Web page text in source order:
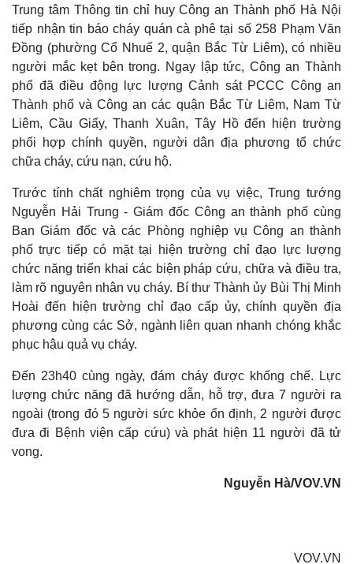
Pháp luật
Vụ án
Tin nóng
Tư vấn luật
Quân sự - Quốc phòng
Vũ khí
Việt Nam
Phân tích
Thể thao
Bóng đá
Lịch thi đấu bóng đá
Thế giới thể thao
Hậu trường
Ô tô - Xe máy
Ô tô
Xe máy
Tư vấn
Trung tâm Thông tin chỉ huy Công an Thành phố Hà Nội
tiếp nhận tin báo cháy quán cà phê tại số 258 Phạm Văn
Đồng (phường Cổ Nhuế 2, quận Bắc Từ Liêm), có nhiều
người mắc kẹt bên trong. Ngay lập tức, Công an Thành
phố đã điều động lực lượng Cảnh sát PCCC Công an
Thành phố và Công an các quận Bắc Từ Liêm, Nam Từ
Liêm, Cầu Giấy, Thanh Xuân, Tây Hồ đến hiện trường
phối hợp chính quyền, người dân địa phương tổ chức
chữa cháy, cứu nạn, cứu hộ.
Trước tính chất nghiêm trọng của vụ việc, Trung tướng
Nguyễn Hải Trung - Giám đốc Công an thành phố cùng
Ban Giám đốc và các Phòng nghiệp vụ Công an thành
phố trực tiếp có mặt tại hiện trường chỉ đạo lực lượng
chức năng triển khai các biện pháp cứu, chữa và điều tra,
làm rõ nguyên nhân vụ cháy. Bí thư Thành ủy Bùi Thị Minh
Hoài đến hiện trường chỉ đạo cấp ủy, chính quyền địa
phương cùng các Sở, ngành liên quan nhanh chóng khắc
phục hậu quả vụ cháy.
Đến 23h40 cùng ngày, đám cháy được khống chế. Lực
lượng chức năng đã hướng dẫn, hỗ trợ, đưa 7 người ra
ngoài (trong đó 5 người sức khỏe ổn định, 2 người được
đưa đi Bệnh viện cấp cứu) và phát hiện 11 người đã tử
vong.
Nguyễn Hà/VOV.VN
VOV.VN